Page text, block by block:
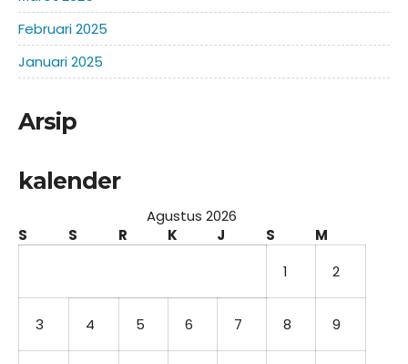
Februari 2025
Januari 2025
Arsip
kalender
Agustus 2026
S
S R K J S
M
1
2
3 4 5 6 7 8 9